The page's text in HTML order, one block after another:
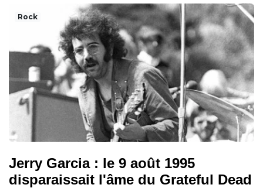
Rock
Jerry Garcia : le 9 août 1995
disparaissait l'âme du Grateful Dead